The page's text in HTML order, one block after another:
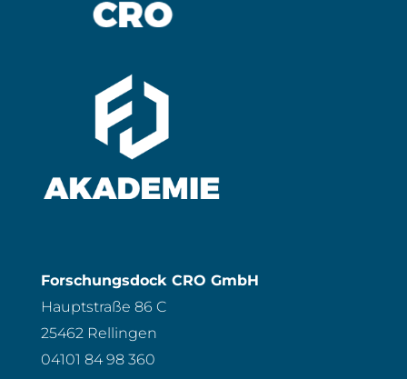
Forschungsdock CRO GmbH
Hauptstraße 86 C
25462 Rellingen
04101 84 98 360